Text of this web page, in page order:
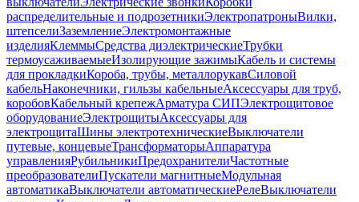
распределительные и подрозетникиЭлектропатроныВилки,
штепселиЗаземлениеЭлектромонтажные
изделияКлеммыСредства диэлектрическиеТрубки
термоусаживаемыеИзолирующие зажимыКабель и системы
для прокладкиКороба, трубы, металлорукавСиловой
кабельНаконечники, гильзы кабельныеАксессуары для труб,
коробовКабельный крепежАрматура СИПЭлектрощитовое
оборудованиеЭлектрощитыАксессуары для
электрощитаШины электротехническиеВыключатели
путевые, концевыеТрансформаторыАппаратура
управленияРубильникиПредохранителиЧастотные
преобразователиПускатели магнитныеМодульная
автоматикаВыключатели автоматическиеРелеВыключатели